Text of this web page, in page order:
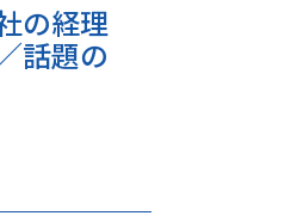
ありませ
出社～退
の経理
話題の